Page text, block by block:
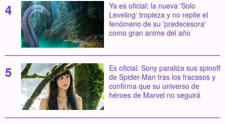
Ya es oficial: la nueva 'Solo
Leveling' tropieza y no repite el
fenómeno de su 'predecesora'
como gran anime del año
Es oficial: Sony paraliza sus spinoff
de Spider-Man tras los fracasos y
confirma que su universo de
héroes de Marvel no seguirá